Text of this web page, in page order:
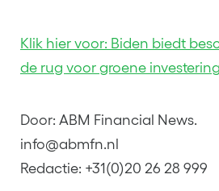
Klik hier voor: Biden biedt
de rug voor groene
Door: ABM Financial News.
info@abmfn.nl
Redactie: +31(0)20 26 28 999